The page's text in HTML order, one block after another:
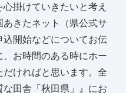
掛けていきたいと考え
きたネット（県公式サ
開始などについてお伝
お時間のある時にホー
ければと思います。全
田舎「秋田県」』にお